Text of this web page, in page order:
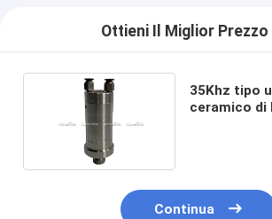
Ottieni Il Miglior Prezzo
35Khz tipo
ceramico di
Continua